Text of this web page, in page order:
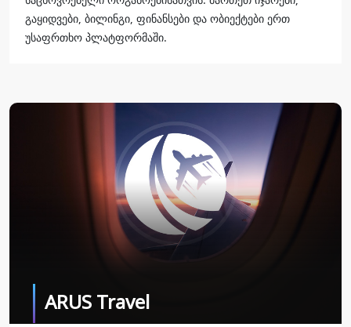
გაყიდვები, ბილინგი, ფინანსები და ობიექტები ერთ
უსაფრთხო პლატფორმაში.
ARUS Travel